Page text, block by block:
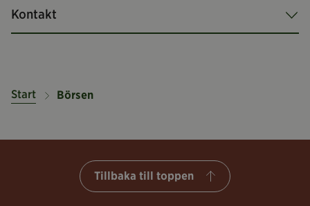
Kontakt
Start Börsen
Tillbaka till toppen